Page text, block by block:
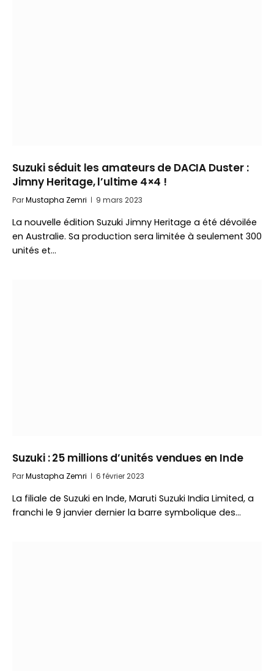
Suzuki séduit les amateurs de DACIA Duster :
Jimny Heritage, l’ultime 4×4 !
ParMustapha Zemri 9 mars 2023
La nouvelle édition Suzuki Jimny Heritage a été dévoilée
en Australie. Sa production sera limitée à seulement 300
unités et…
Suzuki : 25 millions d’unités vendues en Inde
ParMustapha Zemri 6 février 2023
La filiale de Suzuki en Inde, Maruti Suzuki India Limited, a
franchi le 9 janvier dernier la barre symbolique des…